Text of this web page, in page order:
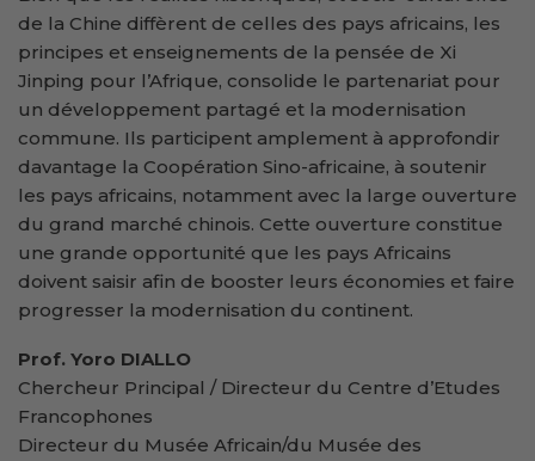
de la Chine diffèrent de celles des pays africains, les
principes et enseignements de la pensée de Xi
Jinping pour l’Afrique, consolide le partenariat pour
un développement partagé et la modernisation
commune. Ils participent amplement à approfondir
davantage la Coopération Sino-africaine, à soutenir
les pays africains, notamment avec la large ouverture
du grand marché chinois. Cette ouverture constitue
une grande opportunité que les pays Africains
doivent saisir afin de booster leurs économies et faire
progresser la modernisation du continent.
Prof. Yoro DIALLO
Chercheur Principal / Directeur du Centre d’Etudes
Francophones
Directeur du Musée Africain/du Musée des